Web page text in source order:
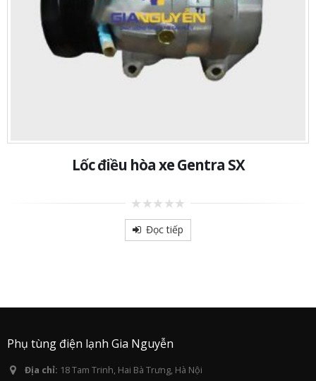
Lốc điều hòa xe Gentra SX
0
out Đọc tiếp
Phụ tùng điện lạnh Gia Nguyễn
Địa chỉ: 18 Tam Trinh, Hai Bà Trưng, Hà Nội